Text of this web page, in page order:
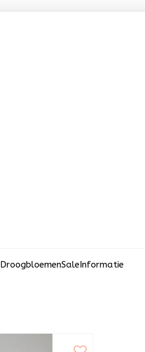
DroogbloemenSaleInformatie